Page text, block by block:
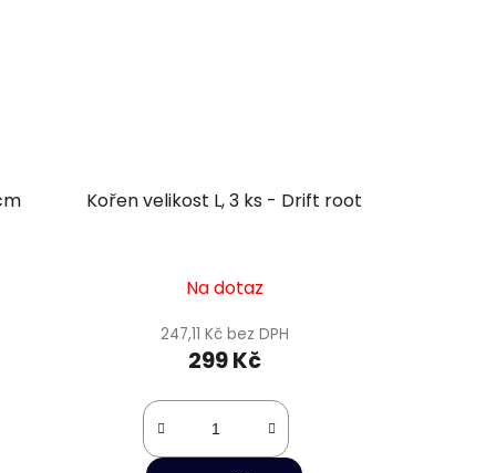
Kořen velikost L, 3 ks - Drift root
Na dotaz
247,11 Kč bez DPH
299 Kč